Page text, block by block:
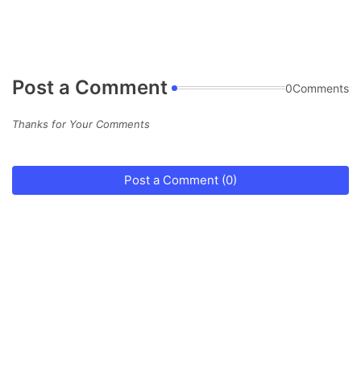
Post a Comment 0Comments
Thanks for Your Comments
Post a Comment (0)